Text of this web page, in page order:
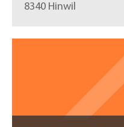
8340 Hinwil